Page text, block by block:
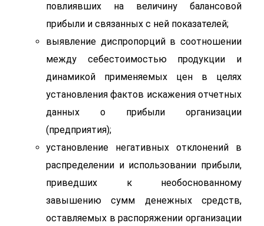
повлиявших на величину балансовой
прибыли и связанных с ней показателей;
выявление диспропорций в соотношении
между себестоимостью продукции и
динамикой применяемых цен в целях
установления фактов искажения отчетных
данных о прибыли организации
(предприятия);
установление негативных отклонений в
распределении и использовании прибыли,
приведших к необоснованному
завышению сумм денежных средств,
оставляемых в распоряжении организации